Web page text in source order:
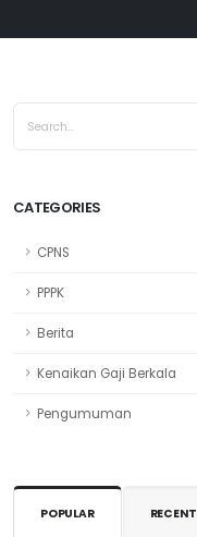
CATEGORIES
CPNS
PPPK
Berita
Kenaikan Gaji Berkala
Pengumuman
POPULAR RECENT